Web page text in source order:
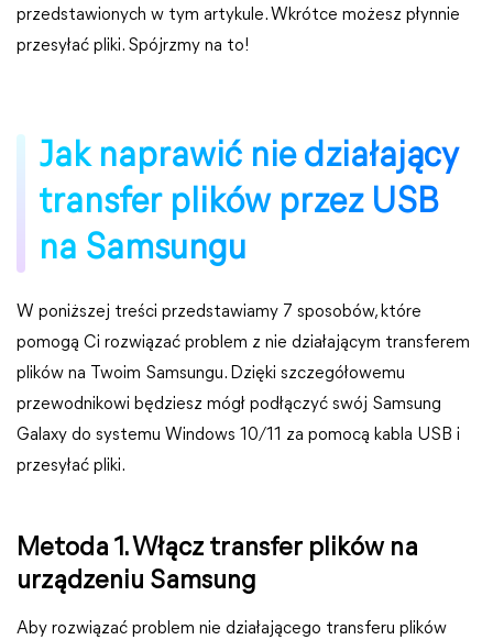
przedstawionych w tym artykule. Wkrótce możesz płynnie
przesyłać pliki. Spójrzmy na to!
Jak naprawić nie działający
transfer plików przez USB
na Samsungu
W poniższej treści przedstawiamy 7 sposobów, które
pomogą Ci rozwiązać problem z nie działającym transferem
plików na Twoim Samsungu. Dzięki szczegółowemu
przewodnikowi będziesz mógł podłączyć swój Samsung
Galaxy do systemu Windows 10/11 za pomocą kabla USB i
przesyłać pliki.
Metoda 1. Włącz transfer plików na
urządzeniu Samsung
Aby rozwiązać problem nie działającego transferu plików